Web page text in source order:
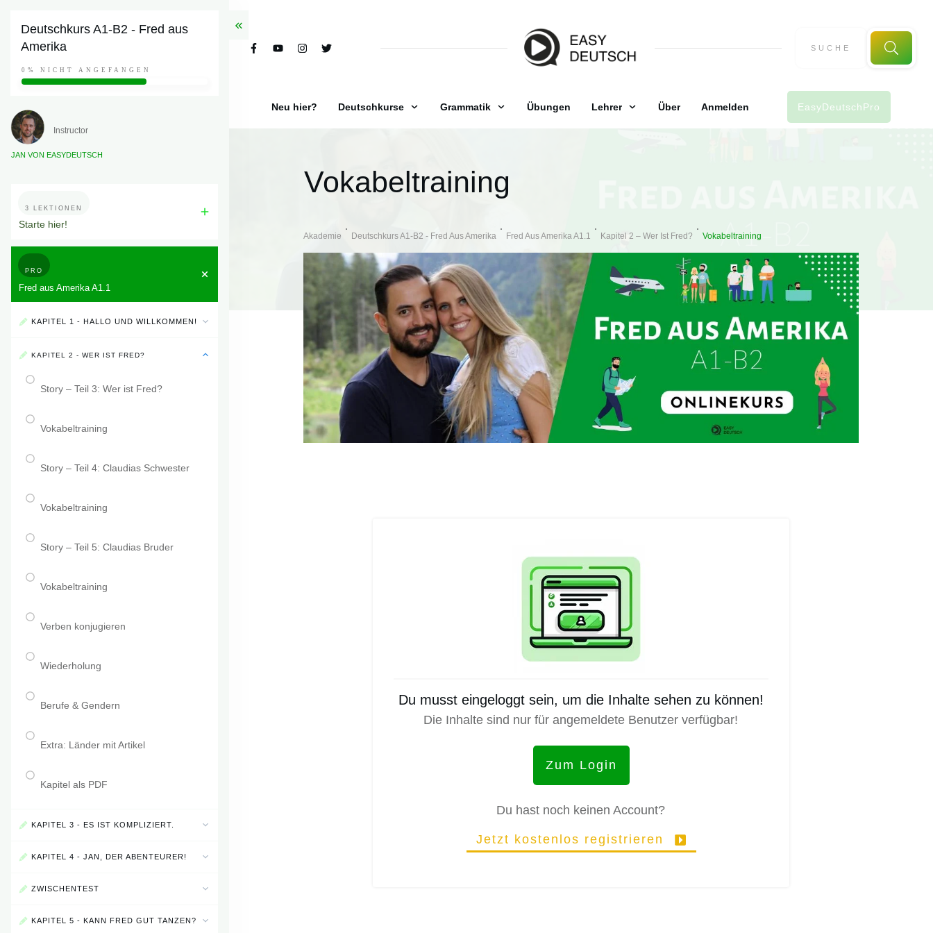
Neu hier? Deutschkurse Grammatik Übungen Lehrer Über Anmelden EasyDeutschPro
Vokabeltraining
Akademie Deutschkurs A1-B2 - Fred Aus Amerika Fred Aus Amerika A1.1 Kapitel 2 – Wer Ist Fred? Vokabeltraining
Du musst eingeloggt sein, um die Inhalte sehen zu können!
Die Inhalte sind nur für angemeldete Benutzer verfügbar!
Zum Login
Du hast noch keinen Account?
Jetzt kostenlos registrieren
Deutschkurs A1-B2 - Fred aus
Amerika
0% NICHT ANGEFANGEN
Instructor
JAN VON EASYDEUTSCH
3 LEKTIONEN
Starte hier!
PRO
Fred aus Amerika A1.1
KAPITEL 1 - HALLO UND WILLKOMMEN!
KAPITEL 2 - WER IST FRED?
Story – Teil 3: Wer ist Fred?
Vokabeltraining
Story – Teil 4: Claudias Schwester
Vokabeltraining
Story – Teil 5: Claudias Bruder
Vokabeltraining
Verben konjugieren
Wiederholung
Berufe & Gendern
Extra: Länder mit Artikel
Kapitel als PDF
KAPITEL 3 - ES IST KOMPLIZIERT.
KAPITEL 4 - JAN, DER ABENTEURER!
ZWISCHENTEST
KAPITEL 5 - KANN FRED GUT TANZEN?